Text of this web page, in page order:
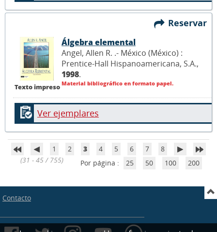
Reservar
Texto impreso
Álgebra elemental
Angel, Allen R. .- México (México) :
Prentice-Hall Hispanoamericana, S.A.,
1998.
Material bibliográfico en formato papel.
Ver ejemplares
1 2 3 4 5 6 7
8
(31 - 45 / 755)
Por página : 25 50 100 200
Contacto